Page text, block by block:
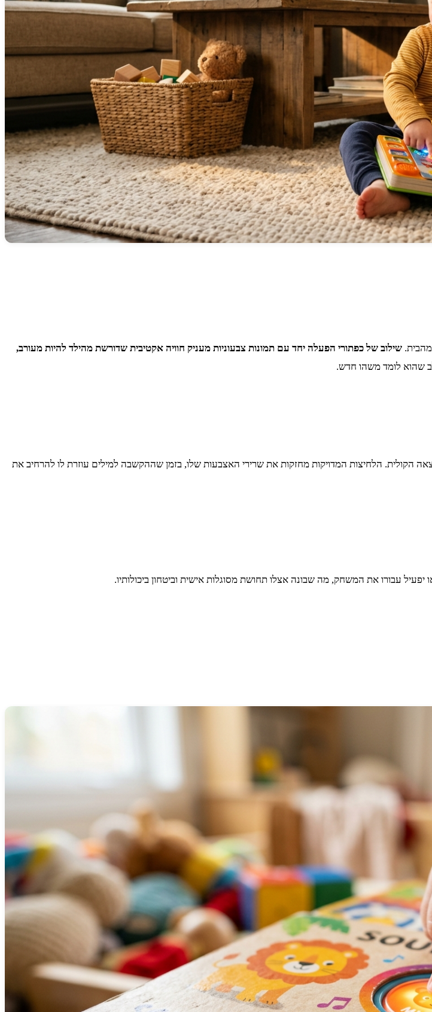
שילוב של כפתורי הפעלה יחד עם תמונות צבעוניות מעניק חוויה אקטיבית שדורשת מהילד להיות מעורב,
שהוא לומד משהו חדש.
הקולית. הלחיצות המדויקות מחזקות את שרירי האצבעות שלו, בזמן שההקשבה למילים עוזרת לו להרחיב את
עבורו את המשחק, מה שבונה אצלו תחושת מסוגלות אישית וביטחון ביכולותיו.